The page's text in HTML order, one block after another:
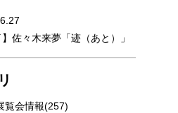
】佐々木来夢「迹（あと）」
覧会情報(257)